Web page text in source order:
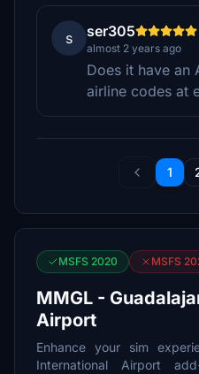
s ser305
almost 2 years ago
Does it have an
airline codes at
1
MSFS 2020 MSFS
MMGL -
Airport
Enhance your sim
International Airport